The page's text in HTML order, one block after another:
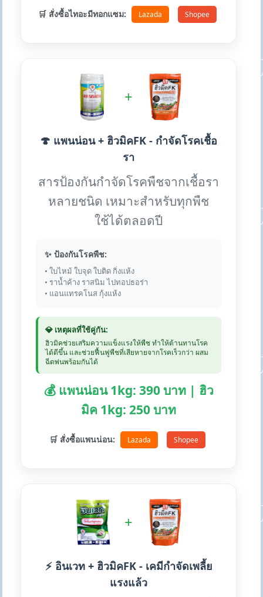
🛒 สั่งซื้อไทอะมีทอกแซม: Lazada Shopee
+
🍄 แพนน่อน + ฮิวมิคFK - กำจัดโรคเชื้อ
รา
สารป้องกันกำจัดโรคพืชจากเชื้อรา
หลายชนิด เหมาะสำหรับทุกพืช
ใช้ได้ตลอดปี
✨ ป้องกันโรคพืช:
• ใบไหม้ ใบจุด ใบติด กิ่งแห้ง
• ราน้ำค้าง ราสนิม ไปทอปธอร่า
• แอนแทรคโนส กุ้งแห้ง
💎 เหตุผลที่ใช้คู่กัน:
ฮิวมิคช่วยเสริมความแข็งแรงให้พืช ทำให้ต้านทานโรค
ได้ดีขึ้น และช่วยฟื้นฟูพืชที่เสียหายจากโรคเร็วกว่า ผสม
ฉีดพ่นพร้อมกันได้
💰 แพนน่อน 1kg: 390 บาท | ฮิว
มิค 1kg: 250 บาท
🛒 สั่งซื้อแพนน่อน: Lazada Shopee
+
⚡ อินเวท + ฮิวมิคFK - เคมีกำจัดเพลี้ย
แรงแล้ว